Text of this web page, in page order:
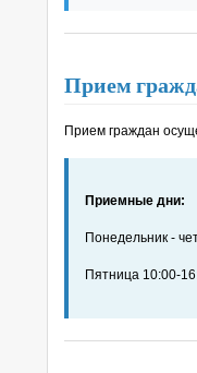
Прием
Прием граждан
Приемные дни:
Понедельник -
Пятница 10:00-